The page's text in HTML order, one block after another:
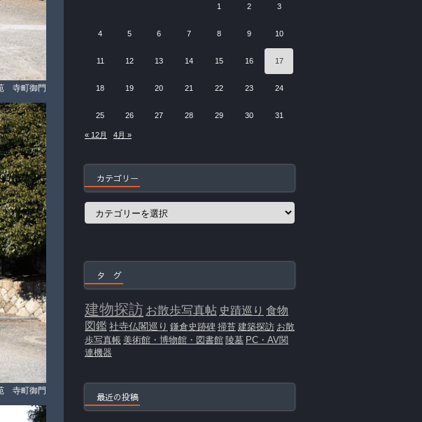
寺町御門
寺町御門
1 2 3
4 5 6 7 8 9 10
11 12 13 14 15 16 17
18 19 20 21 22 23 24
25 26 27 28 29 30 31
« 12月 4月 »
カテゴリー
カ
タ グ
建物探訪 お散歩写真帖 史蹟巡り 食物
図鑑社寺仏閣巡り 鎌倉史跡碑 掃苔 建築探訪 お散
歩写真帳 美術館・博物館・図書館 陵墓 PC・AV関
連機器
最近の投稿